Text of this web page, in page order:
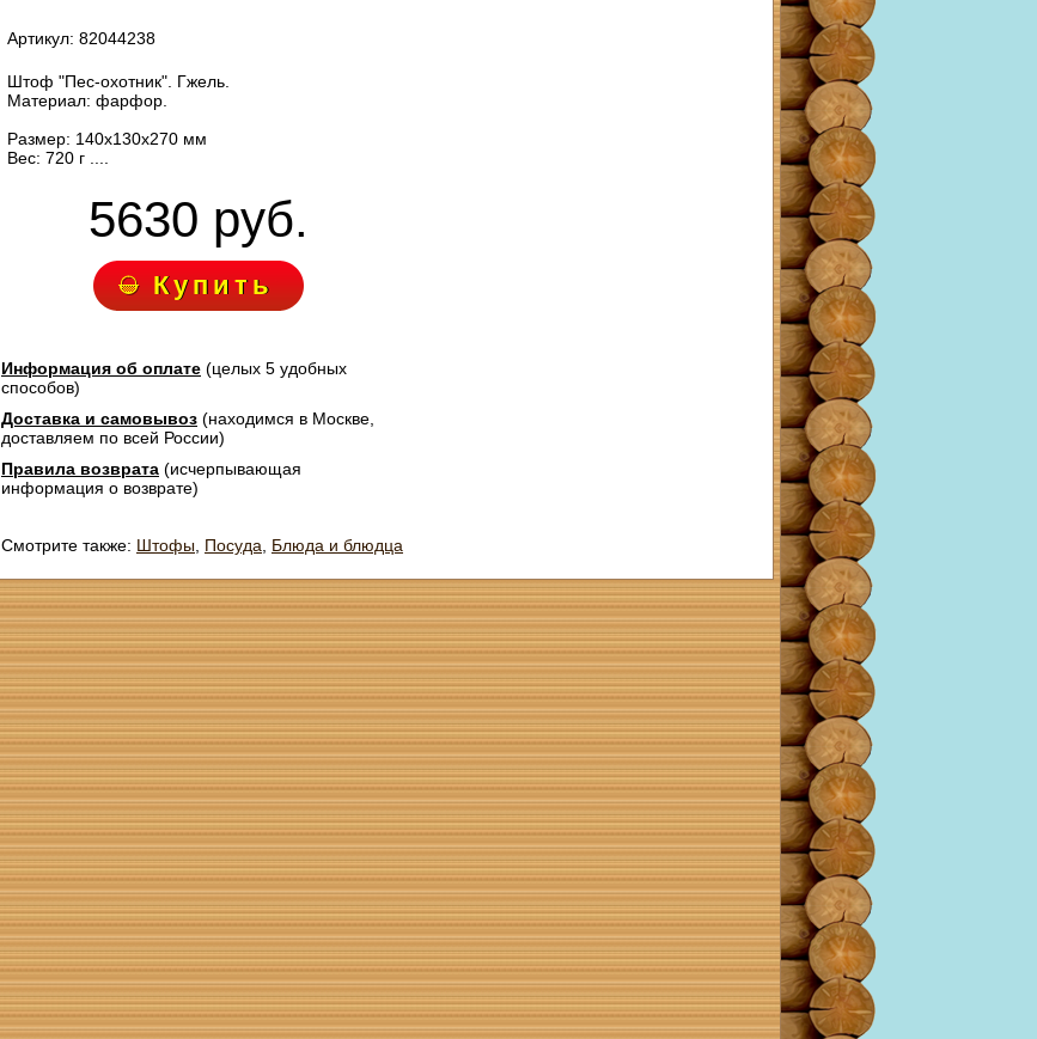
Артикул: 82044238
Штоф "Пес-охотник". Гжель.
Материал: фарфор.
Размер: 140х130х270 мм
Вес: 720 г ....
5630 руб.
Купить
Информация об оплате (целых 5 удобных
способов)
Доставка и самовывоз (находимся в Москве,
доставляем по всей России)
Правила возврата (исчерпывающая
информация о возврате)
Смотрите также: Штофы Посуда Блюда и блюдца